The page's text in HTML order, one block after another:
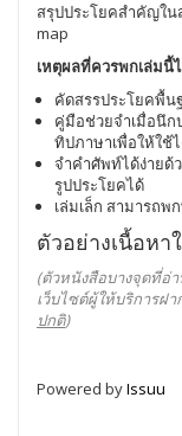
สรุปประโยคสำคัญใ
map
เหตุผลที่ควรพกเล่มนี้
คัดสรรประโยคพื้
คู่มือช่วยจำเมื่อนึ
ทิปภาษาเพื่อให้ใช้
จำคำศัพท์ได้ง่ายด้
รูปประโยคได้
เล่มเล็ก สามารถ
ตัวอย่างเนื้อหา
(ตัวหนังสือบางจุดที่อ่
เว็บไซต์ผู้ให้บริการฝ
ปกติ)
Powered byIssuu